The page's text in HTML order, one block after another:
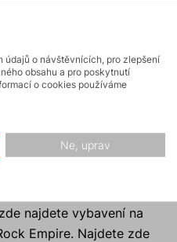
turistiky a
na své. Nejvíce
skialpinismu, protože
kousků přesně pro
odborníci, takže
si přímo k nim pro
najdete vybavení na
Empire. Najdete zde
údajů o návštěvnících, pro zlepšení
obsahu a pro poskytnutí
o cookies používáme
Ne, uprav